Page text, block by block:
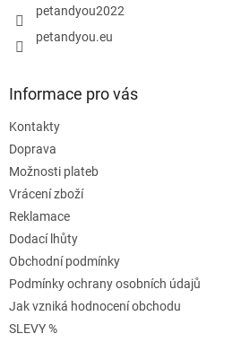
petandyou2022
petandyou.eu
Informace pro vás
Kontakty
Doprava
Možnosti plateb
Vrácení zboží
Reklamace
Dodací lhůty
Obchodní podmínky
Podmínky ochrany osobních údajů
Jak vzniká hodnocení obchodu
SLEVY %